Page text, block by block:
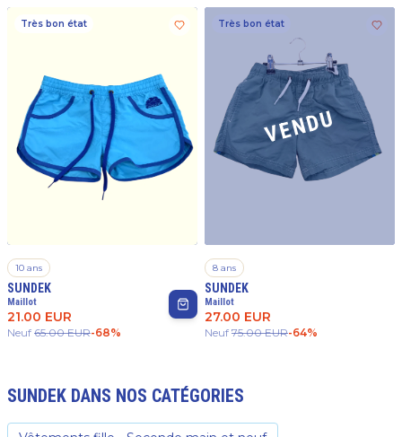
Très bon état
10 ans
SUNDEK
Maillot
21.00 EUR
Neuf 65.00 EUR-68%
Très bon état
VENDU
8 ans
SUNDEK
Maillot
27.00 EUR
Neuf 75.00 EUR-64%
SUNDEK DANS NOS CATÉGORIES